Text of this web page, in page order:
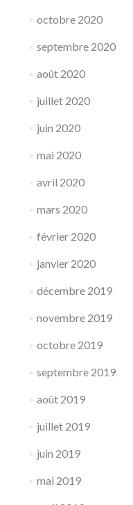
octobre 2020
septembre 2020
août 2020
juillet 2020
juin 2020
mai 2020
avril 2020
mars 2020
février 2020
janvier 2020
décembre 2019
novembre 2019
octobre 2019
septembre 2019
août 2019
juillet 2019
juin 2019
mai 2019